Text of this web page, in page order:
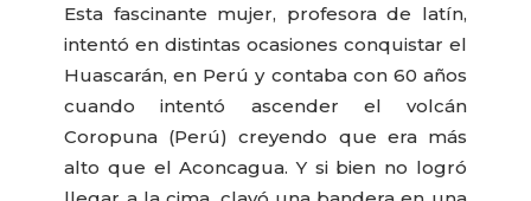
Esta fascinante mujer, profesora de latín,
intentó en distintas ocasiones conquistar el
Huascarán, en Perú y contaba con 60 años
cuando intentó ascender el volcán
Coropuna (Perú) creyendo que era más
alto que el Aconcagua. Y si bien no logró